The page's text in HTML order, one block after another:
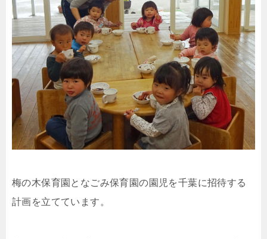
梅の木保育園となごみ保育園の園児を千葉に招待する
計画を立てています。